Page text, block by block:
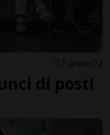
1 anno 2
di posti